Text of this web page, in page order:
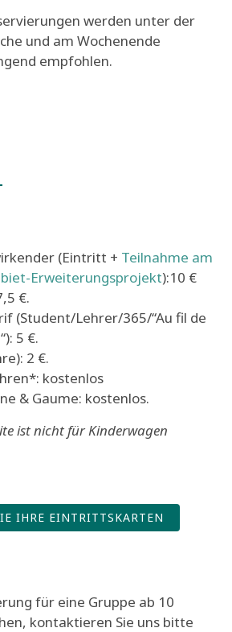
werden unter der
und am Wochenende
empfohlen.
(Eintritt + Teilnahme am
Erweiterungsprojekt):10 €
€.
(Student/Lehrer/365/“Au fil de
5 €.
2 €.
kostenlos
& Gaume: kostenlos.
ist nicht für Kinderwagen
IHRE EINTRITTSKARTEN
für eine Gruppe ab 10
kontaktieren Sie uns bitte